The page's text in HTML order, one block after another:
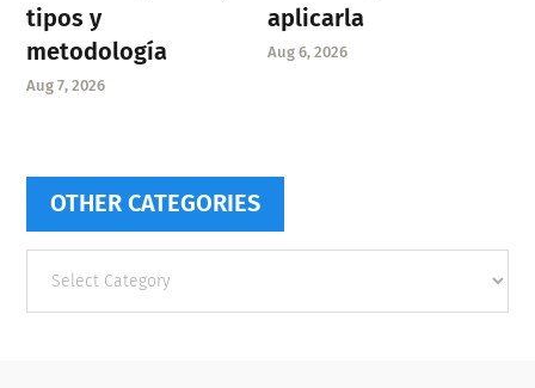
tipos y
metodología
Aug 7, 2026
aplicarla
Aug 6, 2026
OTHER CATEGORIES
categories